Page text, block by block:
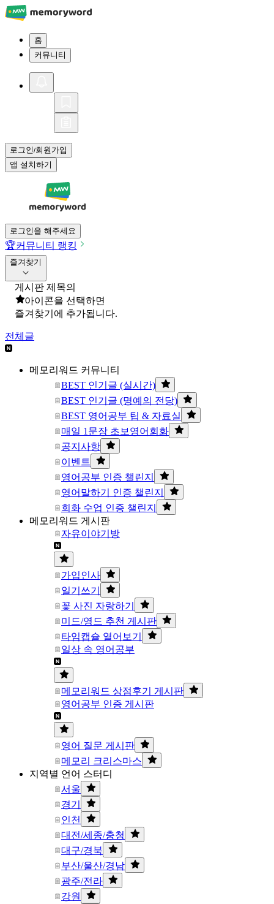
홈
커뮤니티
로그인/회원가입
앱 설치하기
로그인을 해주세요
🏆커뮤니티 랭킹
즐겨찾기
게시판 제목의
아이콘을 선택하면
즐겨찾기에 추가됩니다.
전체글
메모리워드 커뮤니티
BEST 인기글 (실시간)
BEST 인기글 (명예의 전당)
BEST 영어공부 팁 & 자료실
매일 1문장 초보영어회화
공지사항
이벤트
영어공부 인증 챌린지
영어말하기 인증 챌린지
회화 수업 인증 챌린지
메모리워드 게시판
자유이야기방
가입인사
일기쓰기
꽃 사진 자랑하기
미드/영드 추천 게시판
타임캡슐 열어보기
일상 속 영어공부
메모리워드 상점후기 게시판
영어공부 인증 게시판
영어 질문 게시판
메모리 크리스마스
지역별 언어 스터디
서울
경기
인천
대전/세종/충청
대구/경북
부산/울산/경남
광주/전라
강원